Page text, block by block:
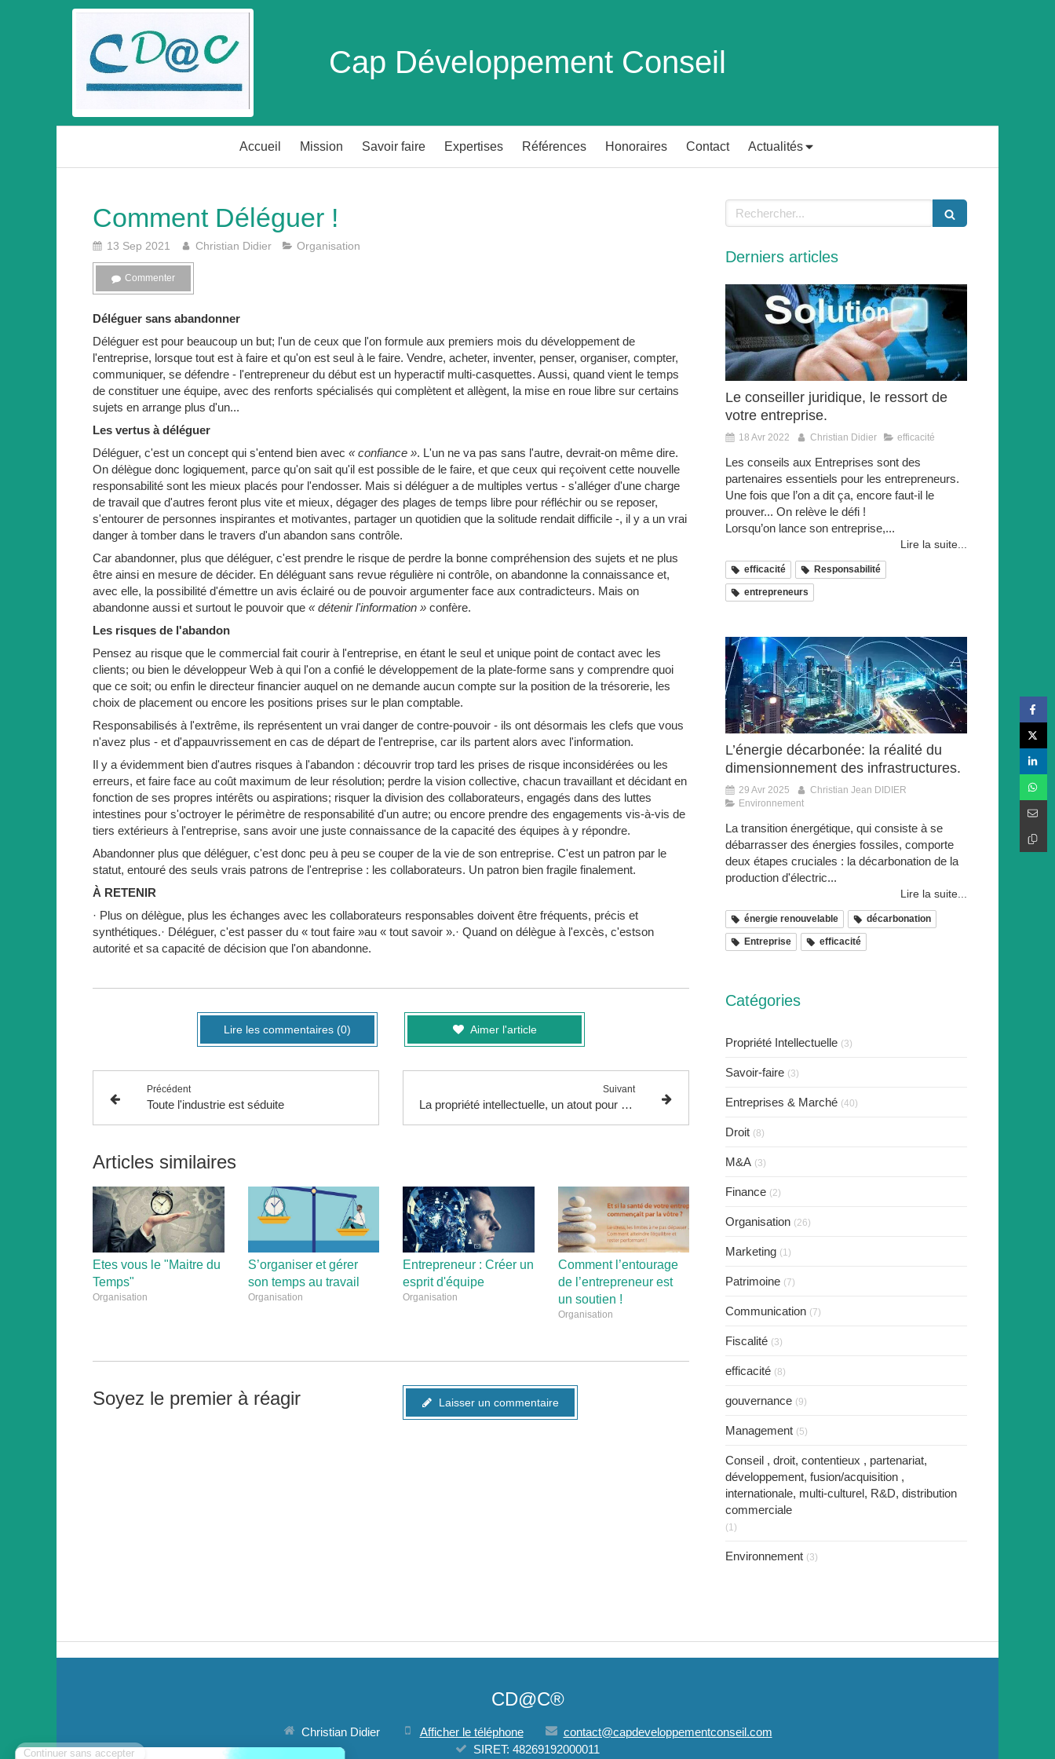
Cap Développement Conseil
Accueil Mission Savoir faire Expertises Références Honoraires Contact Actualités
Comment Déléguer !
13 Sep 2021 Christian Didier Organisation
Commenter
Déléguer sans abandonner
Déléguer est pour beaucoup un but; l'un de ceux que l'on formule aux premiers mois du développement de
l'entreprise, lorsque tout est à faire et qu'on est seul à le faire. Vendre, acheter, inventer, penser, organiser, compter,
communiquer, se défendre - l'entrepreneur du début est un hyperactif multi-casquettes. Aussi, quand vient le temps
de constituer une équipe, avec des renforts spécialisés qui complètent et allègent, la mise en roue libre sur certains
sujets en arrange plus d'un...
Les vertus à déléguer
Déléguer, c'est un concept qui s'entend bien avec « confiance ». L'un ne va pas sans l'autre, devrait-on même dire.
On délègue donc logiquement, parce qu'on sait qu'il est possible de le faire, et que ceux qui reçoivent cette nouvelle
responsabilité sont les mieux placés pour l'endosser. Mais si déléguer a de multiples vertus - s'alléger d'une charge
de travail que d'autres feront plus vite et mieux, dégager des plages de temps libre pour réfléchir ou se reposer,
s'entourer de personnes inspirantes et motivantes, partager un quotidien que la solitude rendait difficile -, il y a un vrai
danger à tomber dans le travers d'un abandon sans contrôle.
Car abandonner, plus que déléguer, c'est prendre le risque de perdre la bonne compréhension des sujets et ne plus
être ainsi en mesure de décider. En déléguant sans revue régulière ni contrôle, on abandonne la connaissance et,
avec elle, la possibilité d'émettre un avis éclairé ou de pouvoir argumenter face aux contradicteurs. Mais on
abandonne aussi et surtout le pouvoir que « détenir l'information » confère.
Les risques de l'abandon
Pensez au risque que le commercial fait courir à l'entreprise, en étant le seul et unique point de contact avec les
clients; ou bien le développeur Web à qui l'on a confié le développement de la plate-forme sans y comprendre quoi
que ce soit; ou enfin le directeur financier auquel on ne demande aucun compte sur la position de la trésorerie, les
choix de placement ou encore les positions prises sur le plan comptable.
Responsabilisés à l'extrême, ils représentent un vrai danger de contre-pouvoir - ils ont désormais les clefs que vous
n'avez plus - et d'appauvrissement en cas de départ de l'entreprise, car ils partent alors avec l'information.
Il y a évidemment bien d'autres risques à l'abandon : découvrir trop tard les prises de risque inconsidérées ou les
erreurs, et faire face au coût maximum de leur résolution; perdre la vision collective, chacun travaillant et décidant en
fonction de ses propres intérêts ou aspirations; risquer la division des collaborateurs, engagés dans des luttes
intestines pour s'octroyer le périmètre de responsabilité d'un autre; ou encore prendre des engagements vis-à-vis de
tiers extérieurs à l'entreprise, sans avoir une juste connaissance de la capacité des équipes à y répondre.
Abandonner plus que déléguer, c'est donc peu à peu se couper de la vie de son entreprise. C'est un patron par le
statut, entouré des seuls vrais patrons de l'entreprise : les collaborateurs. Un patron bien fragile finalement.
À RETENIR
· Plus on délègue, plus les échanges avec les collaborateurs responsables doivent être fréquents, précis et
synthétiques.· Déléguer, c'est passer du « tout faire »au « tout savoir ».· Quand on délègue à l'excès, c'estson
autorité et sa capacité de décision que l'on abandonne.
Lire les commentaires (0) Aimer l'article
Précédent
Toute l'industrie est séduite
Suivant
La propriété intellectuelle, un atout pour être compétitif
Articles similaires
Etes vous le "Maitre du
Temps"
Organisation
S’organiser et gérer
son temps au travail
Organisation
Entrepreneur : Créer un
esprit d'équipe
Organisation
Comment l’entourage
de l’entrepreneur est
un soutien !
Organisation
Soyez le premier à réagir Laisser un commentaire
Rechercher
Derniers articles
Le conseiller juridique, le ressort de
votre entreprise.
18 Avr 2022 Christian Didier efficacité
Les conseils aux Entreprises sont des
partenaires essentiels pour les entrepreneurs.
Une fois que l’on a dit ça, encore faut-il le
prouver... On relève le défi !
Lorsqu’on lance son entreprise,...
Lire la suite...
efficacité Responsabilité
entrepreneurs
L’énergie décarbonée: la réalité du
dimensionnement des infrastructures.
29 Avr 2025
Christian Jean DIDIER
Environnement
La transition énergétique, qui consiste à se
débarrasser des énergies fossiles, comporte
deux étapes cruciales : la décarbonation de la
production d'électric...
Lire la suite...
énergie renouvelable décarbonation
Entreprise efficacité
Catégories
Propriété Intellectuelle (3)
Savoir-faire (3)
Entreprises & Marché (40)
Droit (8)
M&A (3)
Finance (2)
Organisation (26)
Marketing (1)
Patrimoine (7)
Communication (7)
Fiscalité (3)
efficacité (8)
gouvernance (9)
Management (5)
Conseil , droit, contentieux , partenariat,
développement, fusion/acquisition ,
internationale, multi-culturel, R&D, distribution
commerciale
(1)
Environnement (3)
CD@C®
Christian Didier Afficher le téléphone
contact@capdeveloppementconseil.com
SIRET: 48269192000011